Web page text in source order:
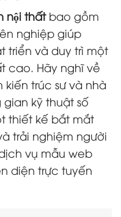
nội thấtbao gồm
nghiệp giúp
triển và duy trì một
cao. Hãy nghĩ về
trúc sư và nhà
kỹ thuật số
thiết kế bắt mắt
trải nghiệm người
vụ mẫu web
diện trực tuyến